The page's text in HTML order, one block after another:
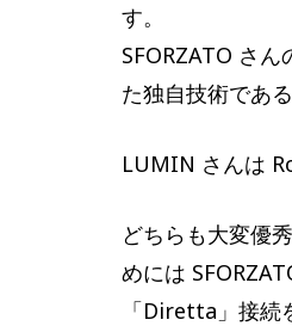
す。
SFORZATO さ
た独自技術であ
LUMIN さんは
どちらも大変優
めには
「Diretta」接続